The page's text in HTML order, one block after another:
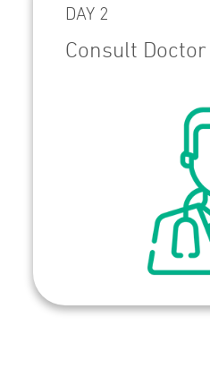
DAY 2
Consult Doctor